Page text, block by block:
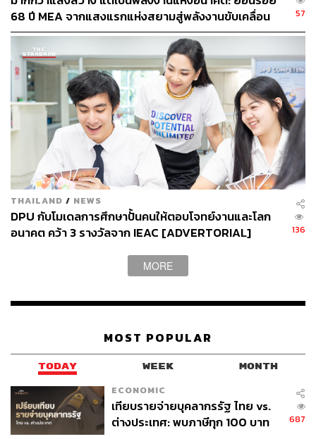
เราตอบสนองความต้องการและความเปลี่ยนแปลงที่เกิดขึ้น
ของลูกค้าหลังการใช้งานได้อย่างรวดเร็วและยืดหยุ่น”
นำเสนอสินทรัพย์ที่มองไม่เห็นของบริษัท: วิธีทรงพลังที่
ช่วยปลดล็อกและเพิ่มมูลค่าของข้อมูลให้ถึงขีดสุด
68 ปี MEA จากแสงแรกแห่งสยามสู่พลังงานขับเคลื่อน
เมือง ผ่าน MEA SPARK
57
THAILAND / NEWS
DPU กับโมเดลการศึกษาปั้นคนให้ตอบโจทย์งานและโลก
อนาคต คว้า 3 รางวัลจาก IEAC [ADVERTORIAL]
136
MORE
MOST POPULAR
TODAY WEEK MONTH
ECONOMIC
เทียบรายจ่ายบุคลากรรัฐ ไทย vs.
ต่างประเทศ: พบภาษีทุก 100 บาท
687